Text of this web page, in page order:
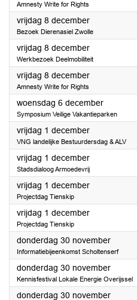
Amnesty Write for Rights
vrijdag 8 december2023
Bezoek Dierenasiel Zwolle
vrijdag 8 december2023
Werkbezoek Deelmobiliteit
vrijdag 8 december2023
Amnesty Write for Rights
woensdag 6 december2023
Symposium Veilige Vakantieparken
vrijdag 1 december2023
VNG landelijke Bestuurdersdag & ALV
vrijdag 1 december2023
Stadsdialoog Armoedevrij
vrijdag 1 december2023
Projectdag Tienskip
vrijdag 1 december2023
Projectdag Tienskip
donderdag 30 november2023
Informatiebijeenkomst Scholtenserf
donderdag 30 november2023
Kennisfestival Lokale Energie Overijssel
donderdag 30 november2023